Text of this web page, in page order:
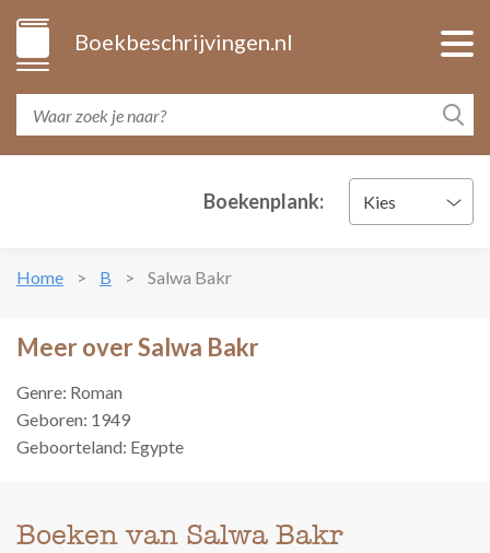
Boekbeschrijvingen.nl
Boekenplank: Kies
Home B Salwa Bakr
Meer over Salwa Bakr
Genre: Roman
Geboren: 1949
Geboorteland: Egypte
Boeken van Salwa Bakr